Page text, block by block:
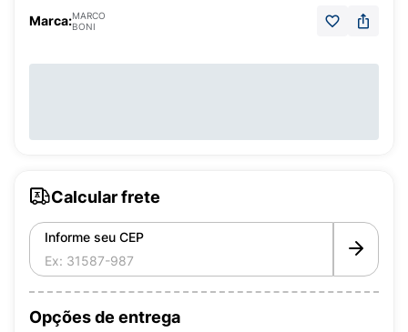
Marca:MARCO
BONI
Calcular frete
Informe seu CEP
Opções de entrega